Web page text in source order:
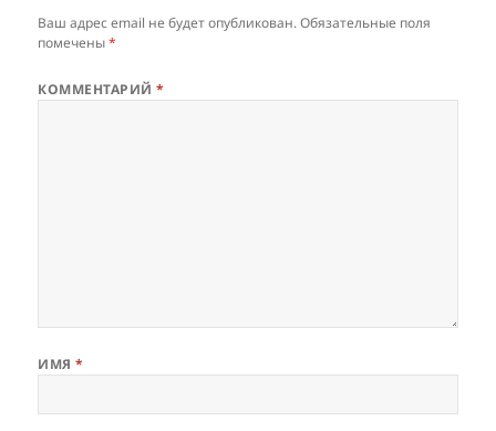
Ваш адрес email не будет опубликован. Обязательные поля
помечены*
КОММЕНТАРИЙ*
ИМЯ*